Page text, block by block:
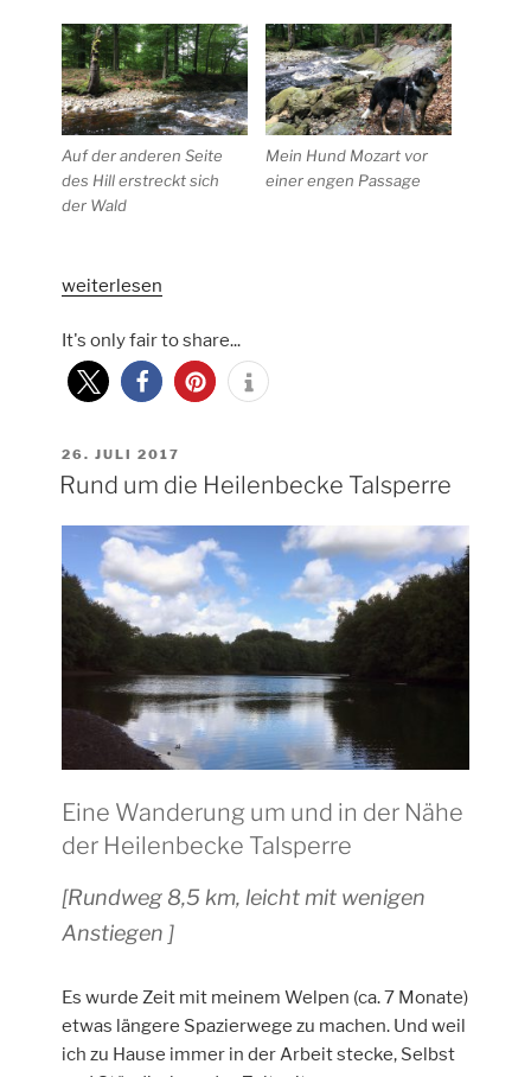
Auf der anderen Seite
des Hill erstreckt sich
der Wald
Mein Hund Mozart vor
einer engen Passage
„Am
Fluss“
weiterlesen
It's only fair to share...
VERÖFFENTLICHT
AM
26. JULI 2017
Rund um die Heilenbecke Talsperre
Eine Wanderung um und in der Nähe
der Heilenbecke Talsperre
[Rundweg 8,5 km, leicht mit wenigen
Anstiegen ]
Es wurde Zeit mit meinem Welpen (ca. 7 Monate)
etwas längere Spazierwege zu machen. Und weil
ich zu Hause immer in der Arbeit stecke, Selbst